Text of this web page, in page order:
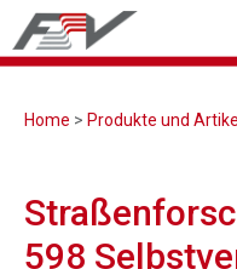
Home > Produkte und
598